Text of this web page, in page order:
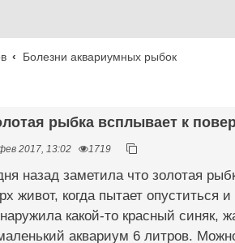
Болезни аквариумных рыбок
рыбка всплывает к
2017, 13:02 1719
назад заметила что золотая
живот, когда пытает опуститься
какой-то красный синяк,
аквариум 6 литров.